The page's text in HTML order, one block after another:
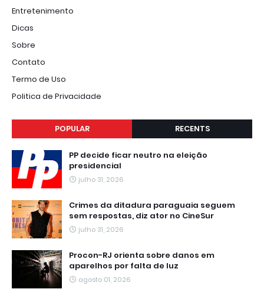
Entretenimento
Dicas
Sobre
Contato
Termo de Uso
Politica de Privacidade
POPULAR RECENTS
PP decide ficar neutro na eleição
presidencial
julho 31, 2026
Crimes da ditadura paraguaia seguem
sem respostas, diz ator no CineSur
julho 31, 2026
Procon-RJ orienta sobre danos em
aparelhos por falta de luz
agosto 01, 2026